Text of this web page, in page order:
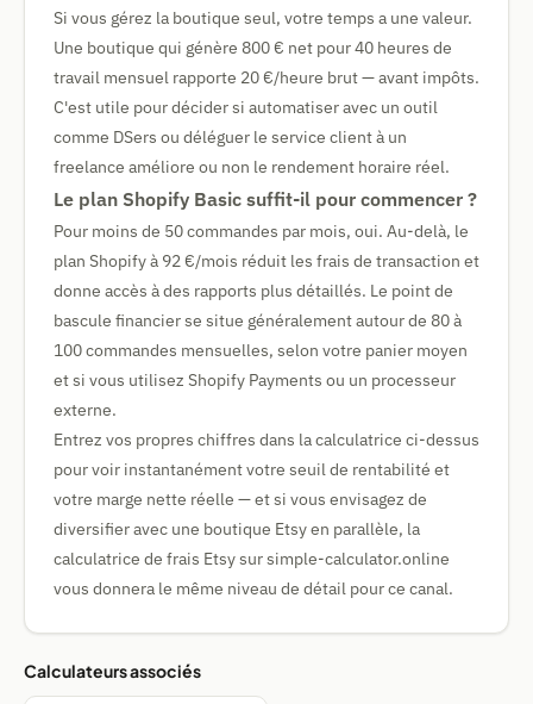
Si vous gérez la boutique seul, votre temps a une valeur.
Une boutique qui génère 800 € net pour 40 heures de
travail mensuel rapporte 20 €/heure brut — avant impôts.
C'est utile pour décider si automatiser avec un outil
comme DSers ou déléguer le service client à un
freelance améliore ou non le rendement horaire réel.
Le plan Shopify Basic suffit-il pour commencer ?
Pour moins de 50 commandes par mois, oui. Au-delà, le
plan Shopify à 92 €/mois réduit les frais de transaction et
donne accès à des rapports plus détaillés. Le point de
bascule financier se situe généralement autour de 80 à
100 commandes mensuelles, selon votre panier moyen
et si vous utilisez Shopify Payments ou un processeur
externe.
Entrez vos propres chiffres dans la calculatrice ci-dessus
pour voir instantanément votre seuil de rentabilité et
votre marge nette réelle — et si vous envisagez de
diversifier avec une boutique Etsy en parallèle, la
calculatrice de frais Etsy sur simple-calculator.online
vous donnera le même niveau de détail pour ce canal.
Calculateurs associés